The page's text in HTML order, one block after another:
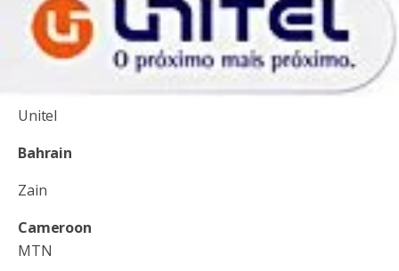
Unitel
Bahrain
Zain
Cameroon
MTN